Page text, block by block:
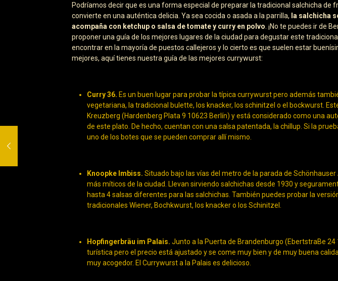
Podríamos decir que es una forma especial de preparar la tradicional salchicha de
convierte en una auténtica delicia. Ya sea cocida o asada a la parrilla, la salchicha
acompaña con ketchup o salsa de tomate y curry en polvo . ¡No te puedes ir de
proponer una guía de los mejores lugares de la ciudad para degustar este
encontrar en la mayoría de puestos callejeros y lo cierto es que suelen estar
mejores, aquí tienes nuestra guía de las mejores currywurst:
Curry 36. Es un buen lugar para probar la típica currywurst pero además
vegetariana, la tradicional bulette, los knacker, los schinitzel o el bockwurst.
Kreuzberg (Hardenberg Plata 9 10623 Berlín) y está considerado como una
de este plato. De hecho, cuentan con una salsa patentada, la chillup. Si la
uno de los botes que se pueden comprar allí mismo.
Knoopke Imbiss. Situado bajo las vías del metro de la parada de
más míticos de la ciudad. Llevan sirviendo salchichas desde 1930 y
hasta 4 salsas diferentes para las salchichas. También puedes probar la
tradicionales Wiener, Bochkwurst, los knacker o los Schinitzel.
Hopfingerbräu im Palais. Junto a la Puerta de Brandenburgo (EbertstraBe 24
turística pero el precio está ajustado y se come muy bien y de muy buena
muy acogedor. El Currywurst a la Palais es delicioso.